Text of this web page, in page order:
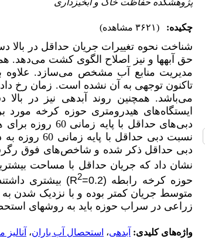
پژوهشکده حفاظت خاک و آبخیزداری
چکیده: (۳۶۲۱ مشاهده)
شناخت نحوه تغییرات جریان حداقل در
حق آبه­ها و نیز اصلاح الگوی کشت می‌دهد.
مدیریت منابع آب مشخص می‌سازد. علاوه
می‌باشد. همچنین روند آبدهی نیز در
ایستگاههای هیدرومتری حوزه کرخه مورد
دبی‌های حداقل
نسبت دبی
دبی حداقل ذکر شده و شاخصهای فوق
نشان داد که جریان حداقل با مساحت
حوزه کرخه رابطه (0.2
R2=
) بیشتری
متوسط جریان کمتر بوده و با نزدیک شدن
زراعی در سراب حوزه باید به روش­های
واژه‌های کلیدی: آبدهی، استحصال آب باران،